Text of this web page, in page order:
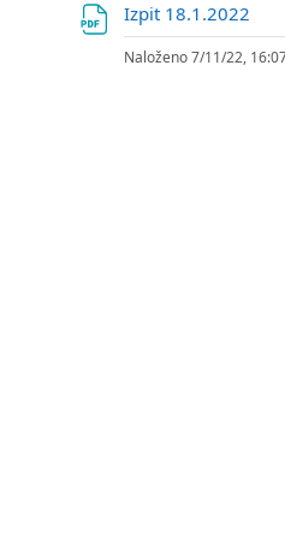
Izpit 18.1.2022
Naloženo 7/11/22,